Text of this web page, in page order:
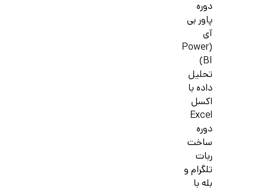
دوره
پاور بی
آی
(Power
BI)
تحلیل
داده با
اکسل
Excel
دوره
ساخت
ربات
تلگرام و
بله با